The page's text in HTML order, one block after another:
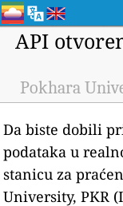
API
Pokhara
Da biste dobili
podataka u
stanicu za
University, PKR